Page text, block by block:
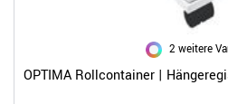
2 weitere
OPTIMA Rollcontainer |